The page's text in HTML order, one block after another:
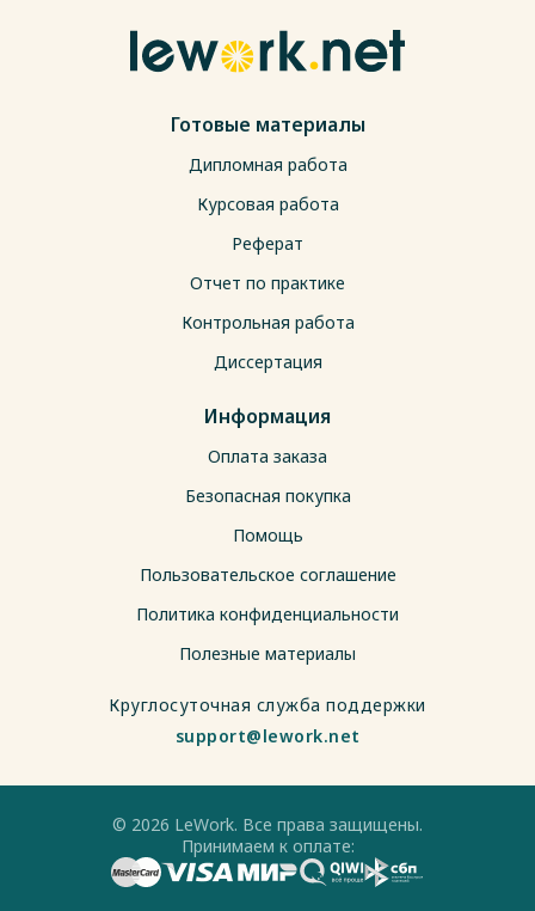
Готовые материалы
Дипломная работа
Курсовая работа
Реферат
Отчет по практике
Контрольная работа
Диссертация
Информация
Оплата заказа
Безопасная покупка
Помощь
Пользовательское соглашение
Политика конфиденциальности
Полезные материалы
Круглосуточная служба поддержки
support@lework.net
© 2026 LeWork. Все права защищены.
Принимаем к оплате: